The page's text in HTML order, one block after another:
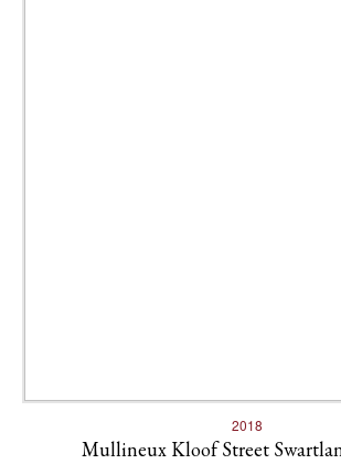
2018
Mullineux Kloof Street